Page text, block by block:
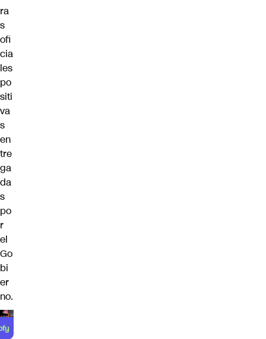
ra
s
ofi
cia
les
po
siti
va
s
en
tre
ga
da
s
po
r
el
Go
bi
er
no.